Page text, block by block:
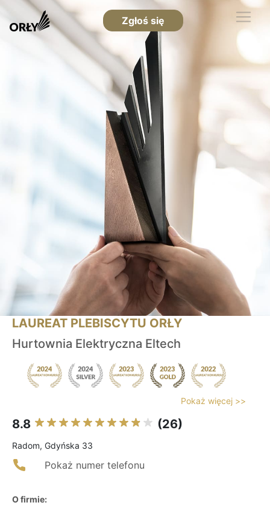
Zgłoś się
LAUREAT PLEBISCYTU ORŁY
Hurtownia Elektryczna Eltech
Pokaż więcej >>
8.8 (26)
Radom, Gdyńska 33
Pokaż numer telefonu
O firmie: